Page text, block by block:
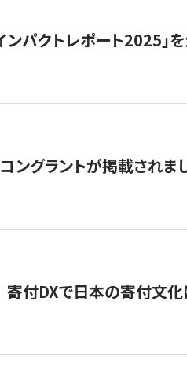
ンパクトレポート2025
ングラントが掲載されま
付DXで日本の寄付文